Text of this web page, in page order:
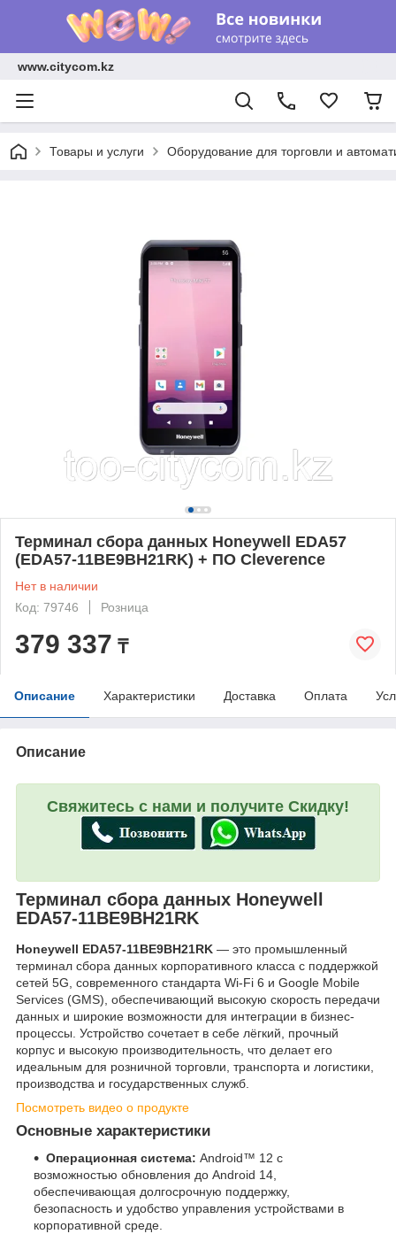
www.citycom.kz
Товары и услуги Оборудование для торговли и
Терминал сбора данных Honeywell EDA57
(EDA57-11BE9BH21RK) + ПО Cleverence
Нет в наличии
Код: 79746
Розница
379 337 ₸
Описание Характеристики Доставка Оплата
Описание
Свяжитесь с нами и получите Скидку!
Терминал сбора данных Honeywell
EDA57-11BE9BH21RK
Honeywell EDA57-11BE9BH21RK — это промышленный
терминал сбора данных корпоративного класса с поддержкой
сетей 5G, современного стандарта Wi-Fi 6 и Google Mobile
Services (GMS), обеспечивающий высокую скорость передачи
данных и широкие возможности для интеграции в бизнес-
процессы. Устройство сочетает в себе лёгкий, прочный
корпус и высокую производительность, что делает его
идеальным для розничной торговли, транспорта и логистики,
производства и государственных служб.
Посмотреть видео о продукте
Основные характеристики
Операционная система: Android™ 12 с
возможностью обновления до Android 14,
обеспечивающая долгосрочную поддержку,
безопасность и удобство управления устройствами в
корпоративной среде.